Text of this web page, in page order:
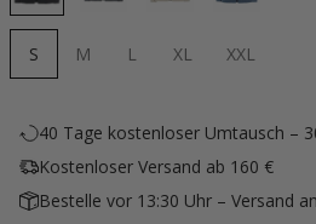
S M L XL XXL
40 Tage kostenloser Umtausch –
Kostenloser Versand ab 160 €
Bestelle vor 13:30 Uhr – Versand